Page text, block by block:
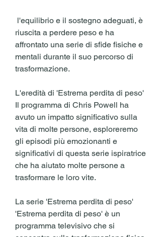
riuscita a perdere peso e ha
affrontato una serie di sfide fisiche e
mentali durante il suo percorso di
trasformazione.
L'eredità di 'Estrema perdita di peso'
Il programma di Chris Powell ha
avuto un impatto significativo sulla
vita di molte persone, esploreremo
gli episodi più emozionanti e
significativi di questa serie ispiratrice
che ha aiutato molte persone a
trasformare le loro vite.
La serie 'Estrema perdita di peso'
'Estrema perdita di peso' è un
programma televisivo che si